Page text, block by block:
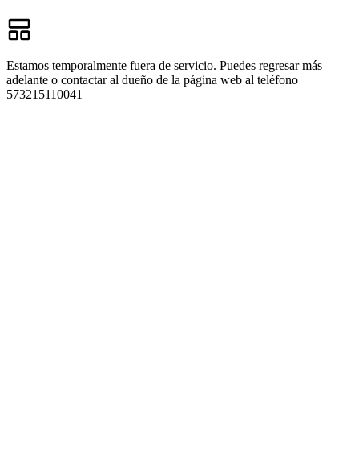
Estamos temporalmente fuera de servicio. Puedes regresar más
adelante o contactar al dueño de la página web al teléfono
573215110041